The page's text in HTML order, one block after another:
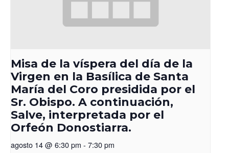
Misa de la víspera del día de la
Virgen en la Basílica de Santa
María del Coro presidida por el
Sr. Obispo. A continuación,
Salve, interpretada por el
Orfeón Donostiarra.
agosto 14 @ 6:30 pm - 7:30 pm